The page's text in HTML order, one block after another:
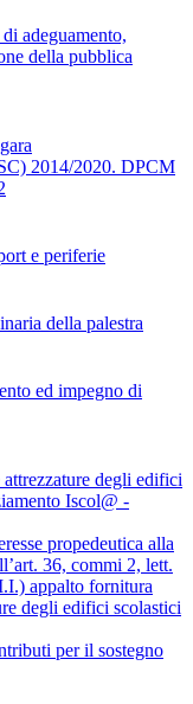
adeguamento,
della pubblica
2014/2020. DPCM
e periferie
della palestra
ed impegno di
degli edifici
Iscol@ -
propedeutica alla
36, commi 2, lett.
appalto fornitura
degli edifici scolastici
per il sostegno